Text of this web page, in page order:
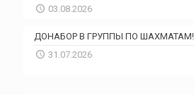
03.08.2026
ДОНАБОР В ГРУППЫ ПО ШАХМАТАМ!
31.07.2026